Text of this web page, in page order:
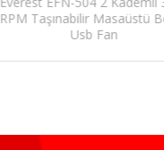
RPM Taşınabilir Masaüstü
Usb Fan